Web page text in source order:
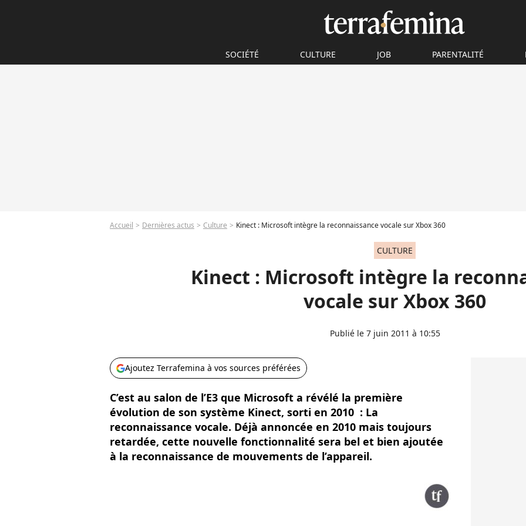
SOCIÉTÉ CULTURE JOB PARENTALITÉ
Accueil Dernières actus Culture Kinect : Microsoft intègre la reconnaissance vocale sur Xbox 360
CULTURE
Kinect : Microsoft intègre la
vocale sur Xbox 360
Publié le 7 juin 2011 à 10:55
Ajoutez Terrafemina à vos sources préférées
C’est au salon de l’E3 que Microsoft a révélé la première
évolution de son système Kinect, sorti en 2010 : La
reconnaissance vocale. Déjà annoncée en 2010 mais toujours
retardée, cette nouvelle fonctionnalité sera bel et bien ajoutée
à la reconnaissance de mouvements de l’appareil.